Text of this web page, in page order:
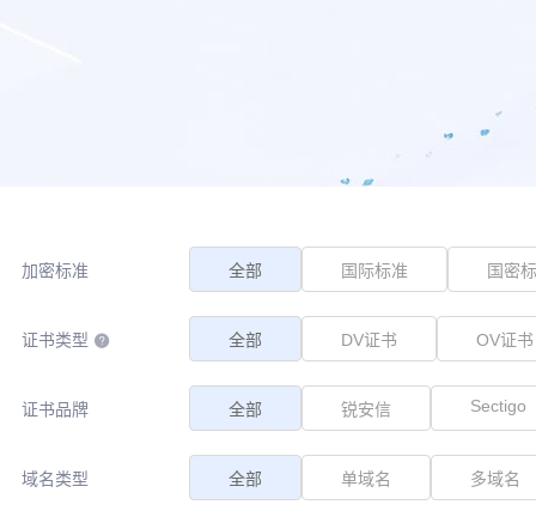
加密标准 全部 国际标准 国密
证书类型 全部 DV证书 OV证书
证书品牌 全部 锐安信 Sectigo
域名类型 全部 单域名 多域名